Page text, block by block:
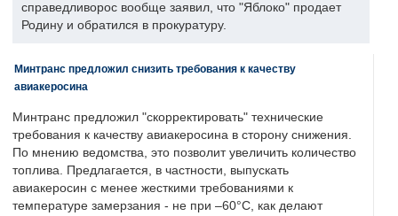
справедливорос вообще заявил, что "Яблоко" продает
Родину и обратился в прокуратуру.
Минтранс предложил снизить требования к качеству
авиакеросина
Минтранс предложил "скорректировать" технические
требования к качеству авиакеросина в сторону снижения.
По мнению ведомства, это позволит увеличить количество
топлива. Предлагается, в частности, выпускать
авиакеросин с менее жесткими требованиями к
температуре замерзания - не при –60°C, как делают